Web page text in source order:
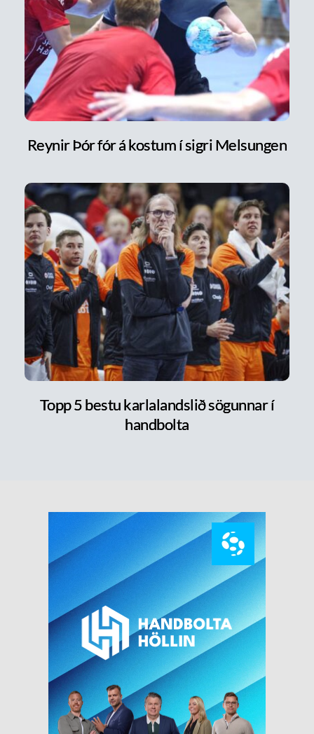
Reynir Þór fór á kostum í sigri Melsungen
Topp 5 bestu karlalandslið sögunnar í
handbolta